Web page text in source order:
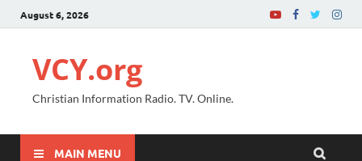
August 6, 2026
VCY.org
Christian Information Radio. TV. Online.
MAIN MENU